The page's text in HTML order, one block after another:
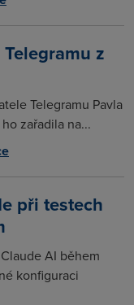
z
Telegramu Pavla
zařadila na...
při testech
AI během
konfiguraci